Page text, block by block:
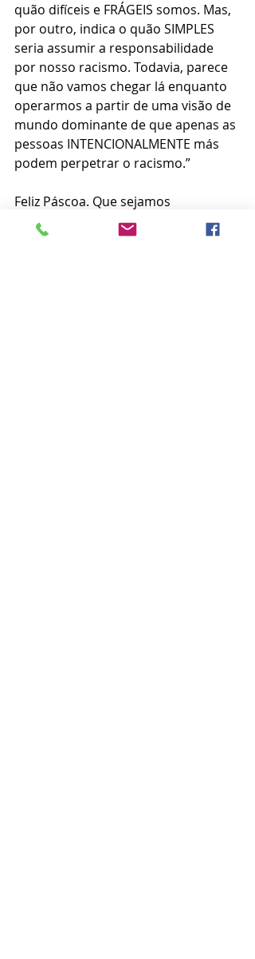
quão difíceis e FRÁGEIS somos. Mas,
por outro, indica o quão SIMPLES
seria assumir a responsabilidade
por nosso racismo. Todavia, parece
que não vamos chegar lá enquanto
operarmos a partir de uma visão de
mundo dominante de que apenas as
pessoas INTENCIONALMENTE más
podem perpetrar o racismo.”
Feliz Páscoa. Que sejamos
antirracistas.
Filosofia